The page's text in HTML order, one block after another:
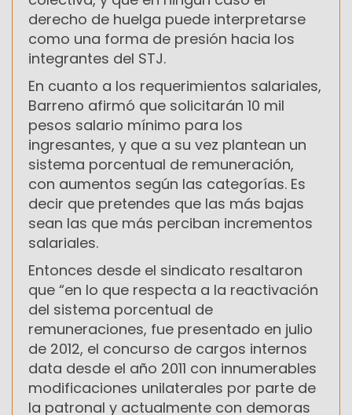
derecho de huelga puede interpretarse
como una forma de presión hacia los
integrantes del STJ.
En cuanto a los requerimientos salariales,
Barreno afirmó que solicitarán 10 mil
pesos salario mínimo para los
ingresantes, y que a su vez plantean un
sistema porcentual de remuneración,
con aumentos según las categorías. Es
decir que pretendes que las más bajas
sean las que más perciban incrementos
salariales.
Entonces desde el sindicato resaltaron
que “en lo que respecta a la reactivación
del sistema porcentual de
remuneraciones, fue presentado en julio
de 2012, el concurso de cargos internos
data desde el año 2011 con innumerables
modificaciones unilaterales por parte de
la patronal y actualmente con demoras